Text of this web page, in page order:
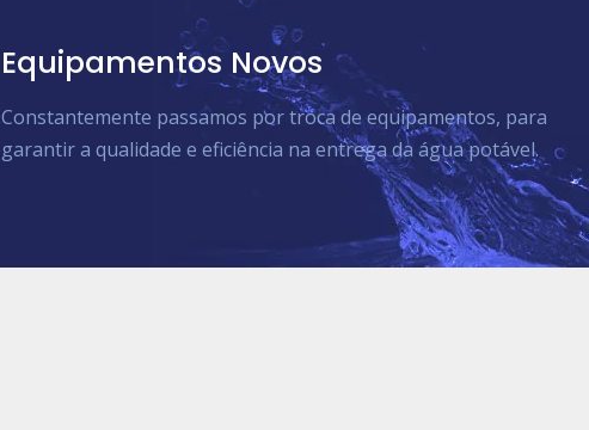
Equipamentos Novos
Constantemente passamos por troca de equipamentos, para
garantir a qualidade e eficiência na entrega da água potável.